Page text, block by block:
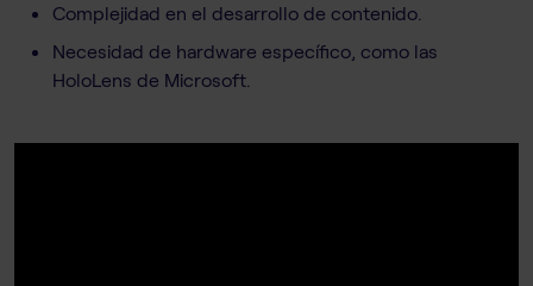
Complejidad en el desarrollo de contenido.
Necesidad de hardware específico, como las
HoloLens de Microsoft.